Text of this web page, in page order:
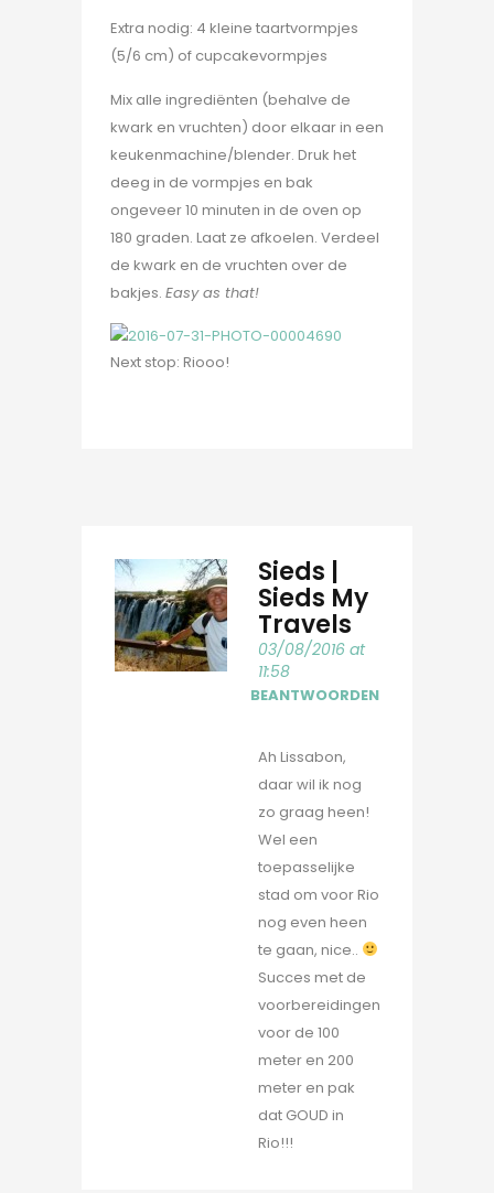
Extra nodig: 4 kleine taartvormpjes
(5/6 cm) of cupcakevormpjes
Mix alle ingrediënten (behalve de
kwark en vruchten) door elkaar in een
keukenmachine/blender. Druk het
deeg in de vormpjes en bak
ongeveer 10 minuten in de oven op
180 graden. Laat ze afkoelen. Verdeel
de kwark en de vruchten over de
bakjes. Easy as that!
Next stop: Riooo!
Sieds |
Sieds My
Travels
03/08/2016 at
11:58
BEANTWOORDEN
Ah Lissabon,
daar wil ik nog
zo graag heen!
Wel een
toepasselijke
stad om voor Rio
nog even heen
te gaan, nice..
Succes met de
voorbereidingen
voor de 100
meter en 200
meter en pak
dat GOUD in
Rio!!!